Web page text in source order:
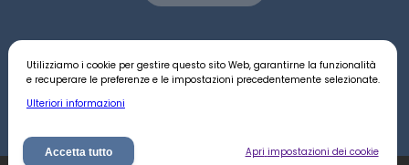
Seguici:
Utilizziamo i cookie per gestire questo sito Web, garantirne la funzionalità
e recuperare le preferenze e le impostazioni precedentemente selezionate.
Ulteriori informazioni
Accetta tutto Apri impostazioni dei cookie